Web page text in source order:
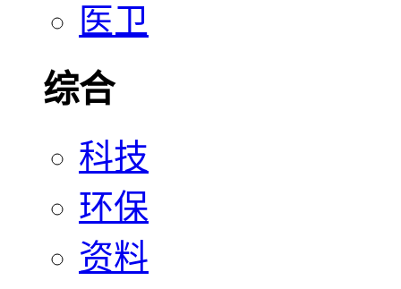
医卫
综合
科技
环保
资料